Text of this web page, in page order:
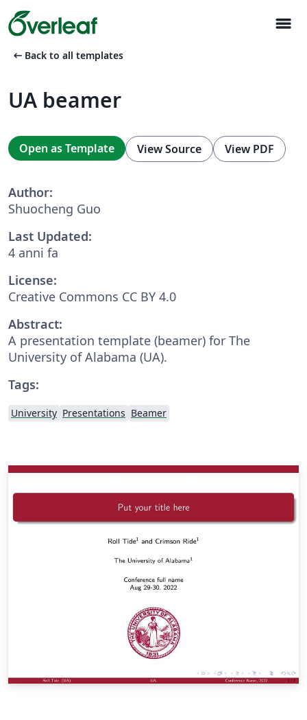
menu
arrow_left_alt Back to all templates
UA beamer
Open as Template View Source View PDF
Author:
Shuocheng Guo
Last Updated:
4 anni fa
License:
Creative Commons CC BY 4.0
Abstract:
A presentation template (beamer) for The
University of Alabama (UA).
Tags:
University Presentations Beamer